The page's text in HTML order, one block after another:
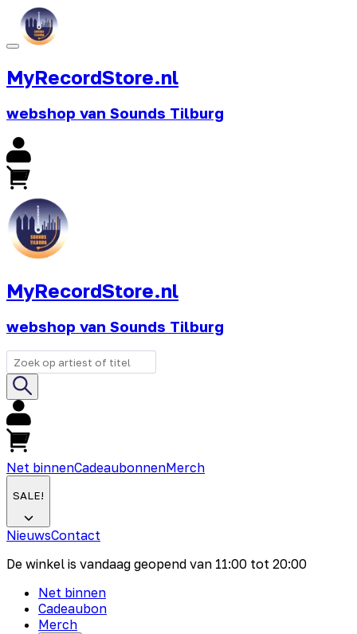
MyRecordStore.nl
webshop van Sounds Tilburg
MyRecordStore.nl
webshop van Sounds Tilburg
Net binnenCadeaubonnenMerch
SALE!
NieuwsContact
De winkel is vandaag geopend van 11:00 tot 20:00
Net binnen
Cadeaubon
Merch